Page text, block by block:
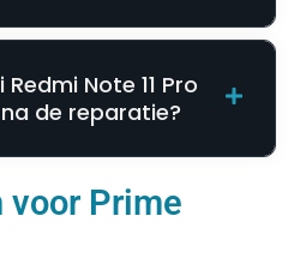
Note 11 Pro
de reparatie?
voor Prime